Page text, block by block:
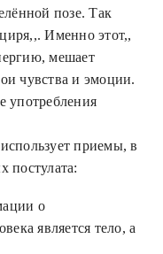
позе. Так
Именно этот,,
мешает
чувства и эмоции.
употребления
приемы, в
постулата:
о
является тело, а